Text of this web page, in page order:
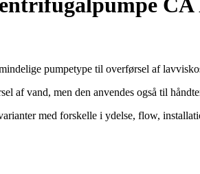
pumpetype til overførsel af
af vand, men den anvendes også til
med forskelle i ydelse, flow,